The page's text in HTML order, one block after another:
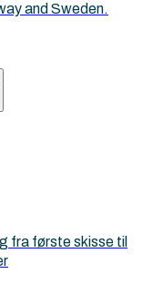
and Sweden.
fra første skisse til